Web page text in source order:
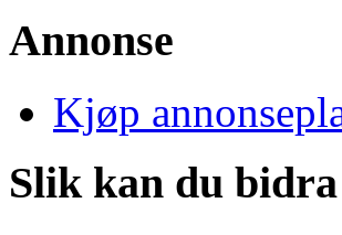
Annonse
Kjøp
Slik kan du bidra